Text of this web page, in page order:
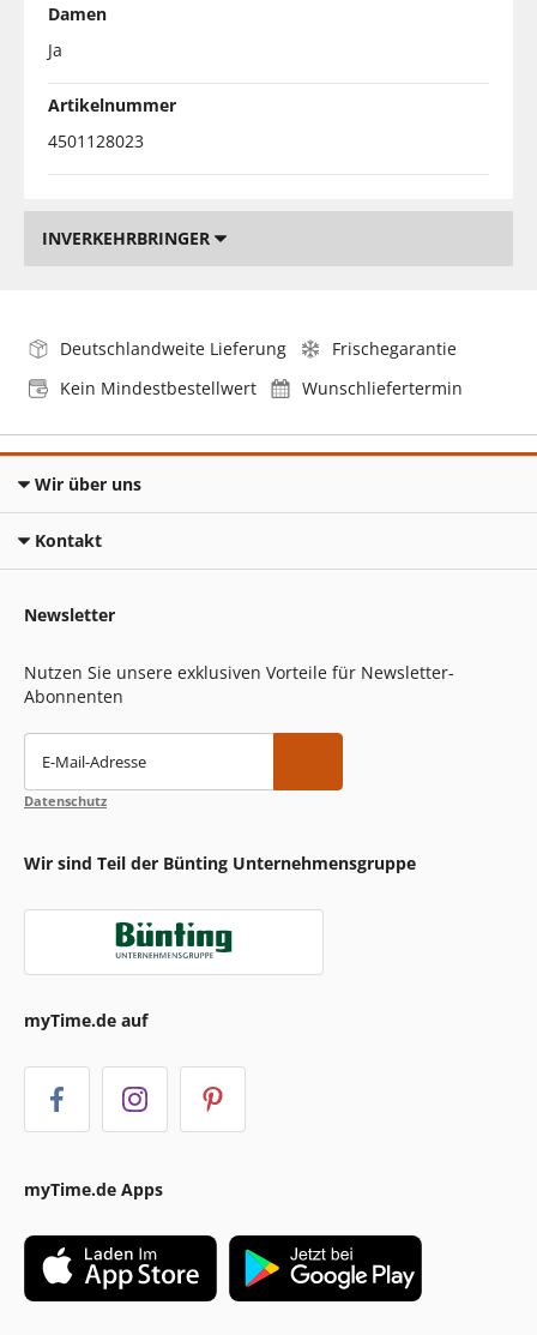
Damen
Ja
Artikelnummer
4501128023
INVERKEHRBRINGER
Deutschlandweite Lieferung
Frischegarantie
Kein Mindestbestellwert
Wunschliefertermin
Wir über uns
Kontakt
Newsletter
Nutzen Sie unsere exklusiven Vorteile für Newsletter-
Abonnenten
E-Mail-Adresse
Datenschutz
Wir sind Teil der Bünting Unternehmensgruppe
myTime.de auf
myTime.de Apps